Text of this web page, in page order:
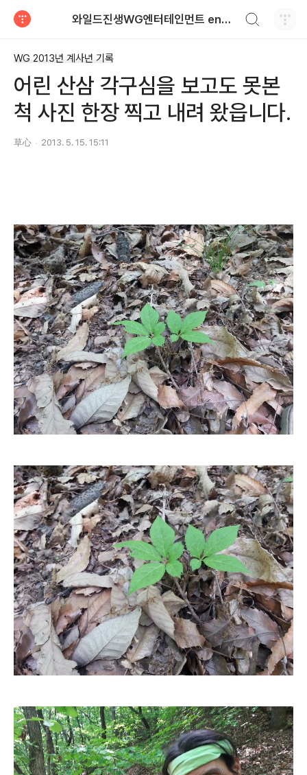
와일드진생WG엔터테인먼트 entertainment
WG 2013년 계사년 기록
어린 산삼 각구심을 보고도 못본
척 사진 한장 찍고 내려 왔읍니다.
草心 2013. 5. 15. 15:11